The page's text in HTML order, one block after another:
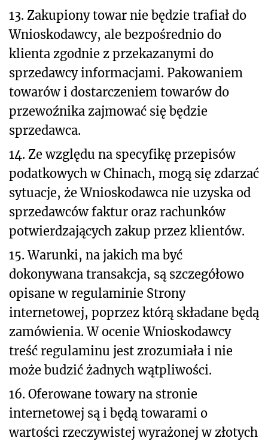
13. Zakupiony towar nie będzie trafiał do
Wnioskodawcy, ale bezpośrednio do
klienta zgodnie z przekazanymi do
sprzedawcy informacjami. Pakowaniem
towarów i dostarczeniem towarów do
przewoźnika zajmować się będzie
sprzedawca.
14. Ze względu na specyfikę przepisów
podatkowych w Chinach, mogą się zdarzać
sytuacje, że Wnioskodawca nie uzyska od
sprzedawców faktur oraz rachunków
potwierdzających zakup przez klientów.
15. Warunki, na jakich ma być
dokonywana transakcja, są szczegółowo
opisane w regulaminie Strony
internetowej, poprzez którą składane będą
zamówienia. W ocenie Wnioskodawcy
treść regulaminu jest zrozumiała i nie
może budzić żadnych wątpliwości.
16. Oferowane towary na stronie
internetowej są i będą towarami o
wartości rzeczywistej wyrażonej w złotych